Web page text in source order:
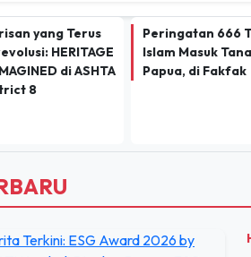
yang Terus
HERITAGE
di ASHTA
8
Peringatan 666
Islam Masuk
Papua, di Fakfak